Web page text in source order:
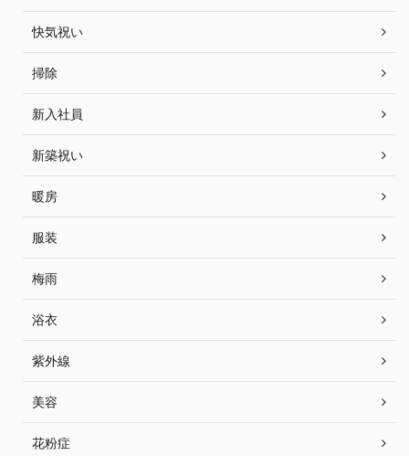
快気祝い
掃除
新入社員
新築祝い
暖房
服装
梅雨
浴衣
紫外線
美容
花粉症